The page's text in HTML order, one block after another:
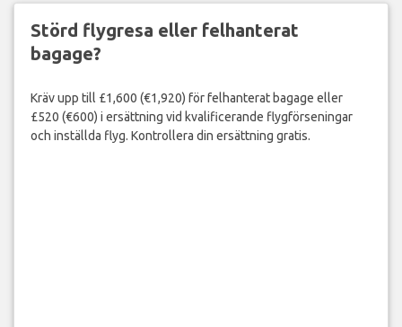
Störd flygresa eller felhanterat
bagage?
Kräv upp till £1,600 (€1,920) för felhanterat bagage eller
£520 (€600) i ersättning vid kvalificerande flygförseningar
och inställda flyg. Kontrollera din ersättning gratis.